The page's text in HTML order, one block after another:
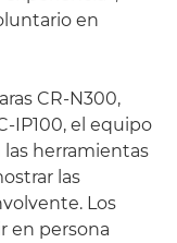
en
CR-N300,
IP100, el equipo
herramientas
las
Los
en persona